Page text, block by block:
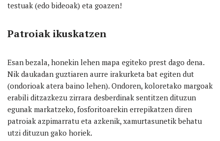
testuak (edo bideoak) eta goazen!
Patroiak ikuskatzen
Esan bezala, honekin lehen mapa egiteko prest dago dena.
Nik daukadan guztiaren aurre irakurketa bat egiten dut
(ondorioak atera baino lehen). Ondoren, koloretako margoak
erabili ditzazkezu zirrara desberdinak sentitzen dituzun
egunak markatzeko, fosforitoarekin errepikatzen diren
patroiak azpimarratu eta azkenik, xamurtasunetik behatu
utzi dituzun gako horiek.